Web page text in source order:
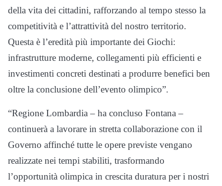
della vita dei cittadini, rafforzando al tempo stesso la
competitività e l’attrattività del nostro territorio.
Questa è l’eredità più importante dei Giochi:
infrastrutture moderne, collegamenti più efficienti e
investimenti concreti destinati a produrre benefici ben
oltre la conclusione dell’evento olimpico”.
“Regione Lombardia – ha concluso Fontana –
continuerà a lavorare in stretta collaborazione con il
Governo affinché tutte le opere previste vengano
realizzate nei tempi stabiliti, trasformando
l’opportunità olimpica in crescita duratura per i nostri